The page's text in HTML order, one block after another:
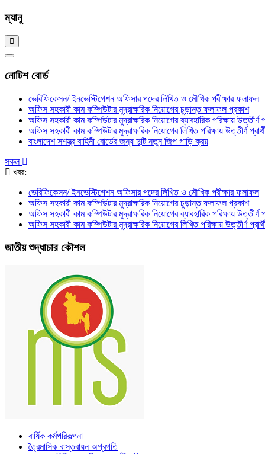
ম্যানু
নোটিশ বোর্ড
ভেরিফিকেসন/ ইনভেস্টিগেশন অফিসার পদের লিখিত ও মৌখিক পরীক্ষার ফলাফল
অফিস সহকারী কাম কম্পিউটার মুদ্রাক্ষরিক নিয়োগের চুড়ান্ত ফলাফল প্রকাশ
অফিস সহকারী কাম কম্পিউটার মুদ্রাক্ষরিক নিয়োগের ব্যাবহারিক পরিক্ষায় উত্তীর্ণ
অফিস সহকারী কাম কম্পিউটার মুদ্রাক্ষরিক নিয়োগের লিখিত পরিক্ষায় উত্তীর্ণ
বাংলাদেশ সশস্ত্র বাহিনী বোর্ডের জন্য দুটি নতুন জিপ গাড়ি ক্রয়
সকল
খবর:
ভেরিফিকেসন/ ইনভেস্টিগেশন অফিসার পদের লিখিত ও মৌখিক পরীক্ষার ফলাফল
অফিস সহকারী কাম কম্পিউটার মুদ্রাক্ষরিক নিয়োগের চুড়ান্ত ফলাফল প্রকাশ
অফিস সহকারী কাম কম্পিউটার মুদ্রাক্ষরিক নিয়োগের ব্যাবহারিক পরিক্ষায় উত্তীর্ণ
অফিস সহকারী কাম কম্পিউটার মুদ্রাক্ষরিক নিয়োগের লিখিত পরিক্ষায় উত্তীর্ণ
জাতীয় শুদ্ধাচার কৌশল
বার্ষিক কর্মপরিকল্পনা
ত্রৈমাসিক বাস্তবায়ন অগ্রগতি